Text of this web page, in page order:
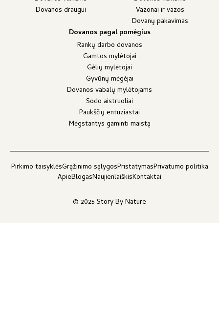
Dovanos draugui
Vazonai ir vazos
Dovanų pakavimas
Dovanos pagal pomėgius
Rankų darbo dovanos
Gamtos mylėtojai
Gėlių mylėtojai
Gyvūnų mėgėjai
Dovanos vabalų mylėtojams
Sodo aistruoliai
Paukščių entuziastai
Mėgstantys gaminti maistą
© 2025 Story By Nature
Pirkimo taisyklėsGrąžinimo sąlygosPristatymasPrivatumo politika
ApieBlogasNaujienlaiškisKontaktai